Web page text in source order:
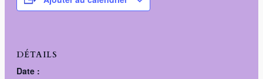
DÉTAILS
Date :